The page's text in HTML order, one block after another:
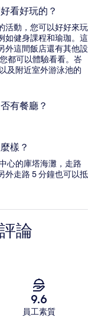
看好玩的？
活動，您可以好好來玩
如健身課程和瑜珈。這
外這間飯店還有其他設
都可以體驗看看。峇
及附近室外游泳池的
有餐廳？
樣？
心的庫塔海灘，走路
外走路 5 分鐘也可以抵
論
9.6
員工素質